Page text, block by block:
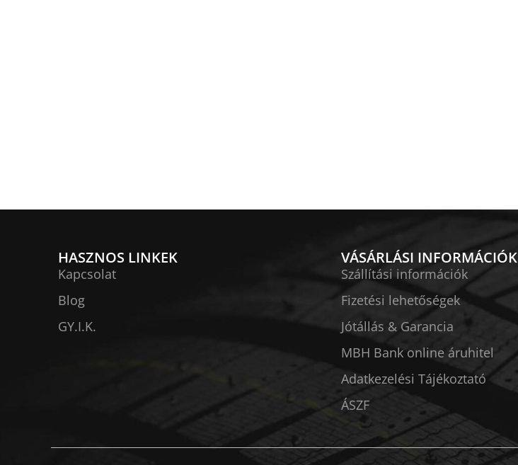
HASZNOS LINKEK
Kapcsolat
Blog
GY.I.K.
VÁSÁRLÁSI INFORMÁCIÓK
Szállítási információk
Fizetési lehetőségek
Jótállás & Garancia
MBH Bank online áruhitel
Adatkezelési Tájékoztató
ÁSZF